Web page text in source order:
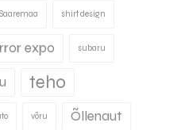
Saaremaa shirt design
expo subaru
teho
võru Õllenaut